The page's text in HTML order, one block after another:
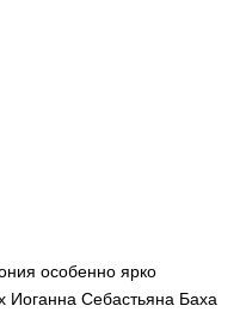
особенно ярко
Иоганна Себастьяна Баха